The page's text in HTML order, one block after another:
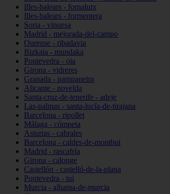
Illes-balears - fornalutx
Illes-balears - formentera
Soria - vinuesa
Madrid - mejorada-del-campo
Ourense - ribadavia
Bizkaia - mundaka
Pontevedra - oia
Girona - vidreres
Granada - pampaneira
Alicante - novelda
Santa-cruz-de-tenerife - adeje
Las-palmas - santa-lucía-de-tirajana
Barcelona - ripollet
Málaga - cómpeta
Asturias - cabrales
Barcelona - caldes-de-montbui
Madrid - rascafría
Girona - calonge
Castellón - castelló-de-la-plana
Pontevedra - tui
Murcia - alhama-de-murcia